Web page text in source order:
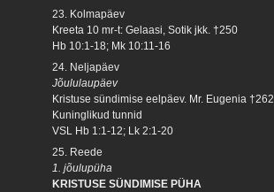
23. Kolmapäev
Kreeta 10 mr-t: Gelaasi, Sotik jkk. †250
Hb 10:1-18; Mk 10:11-16
24. Neljapäev
Jõululaupäev
Kristuse sündimise eelpäev. Mr. Eugenia †262
Kuninglikud tunnid
VSL Hb 1:1-12; Lk 2:1-20
25. Reede
1. jõulupüha
KRISTUSE SÜNDIMISE PÜHA